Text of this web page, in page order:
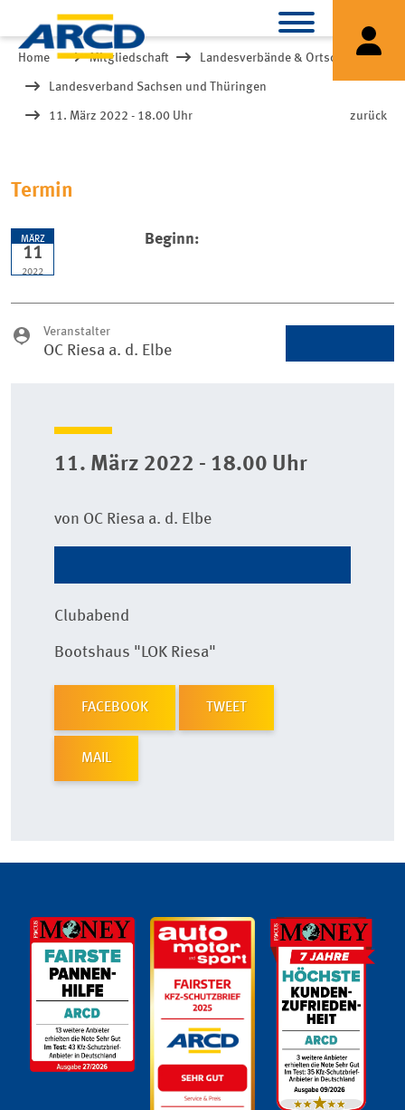
Home Mitgliedschaft Landesverbände & Ortsclubs
Landesverband Sachsen und Thüringen
11. März 2022 - 18.00 Uhr zurück
11. März 2022 - 18.00 Uhr
von OC Riesa a. d. Elbe
Clubabend
Bootshaus "LOK Riesa"
FACEBOOK TWEET
MAIL
Termin
MÄRZ
11
2022
Beginn:
Veranstalter
OC Riesa a. d. Elbe